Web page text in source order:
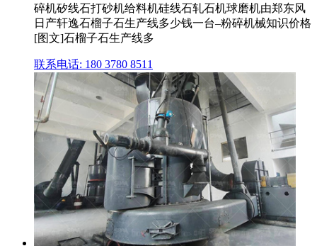
碎机矽线石打砂机给料机硅线石轧石机球磨机由郑东风
日产轩逸石榴子石生产线多少钱一台–粉碎机械知识价格
[图文]石榴子石生产线多
联系电话: 180 3780 8511